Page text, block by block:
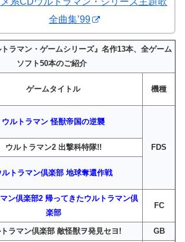
全曲集’99
トラマン・ゲームシリーズ』名作13本、全ゲーム
ソフト50本のご紹介
ゲームタイトル 機種
ウルトラマン 怪獣帝国の逆襲
FDS
ウルトラマン2 出撃科特隊!!
ルトラマン倶楽部 地球奪還作戦
ン倶楽部2 帰ってきたウルトラマン倶
楽部
FC
ラマン倶楽部 敵怪獣ヲ発見セヨ! GB